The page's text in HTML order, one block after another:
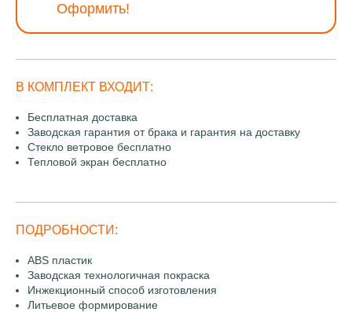
Оформить!
В КОМПЛЕКТ ВХОДИТ:
Бесплатная доставка
Заводская гарантия от брака и гарантия на доставку
Стекло ветровое бесплатно
Тепловой экран бесплатно
ПОДРОБНОСТИ:
ABS пластик
Заводская технологичная покраска
Инжекционный способ изготовления
Литьевое формирование